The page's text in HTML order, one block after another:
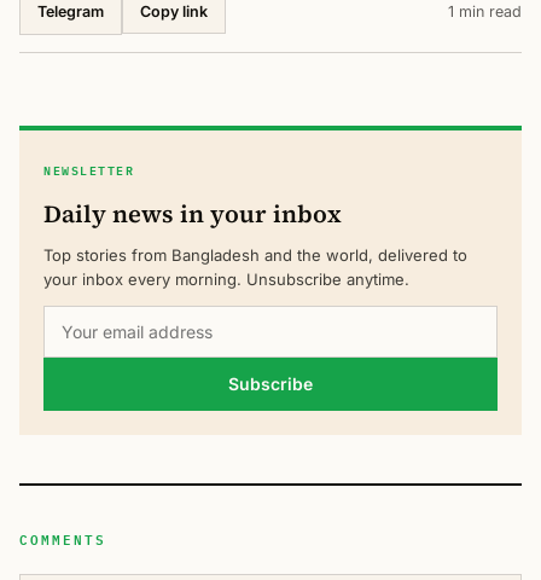
Telegram Copy link 1 min read
NEWSLETTER
Daily news in your inbox
Top stories from Bangladesh and the world, delivered to
your inbox every morning. Unsubscribe anytime.
Subscribe
COMMENTS